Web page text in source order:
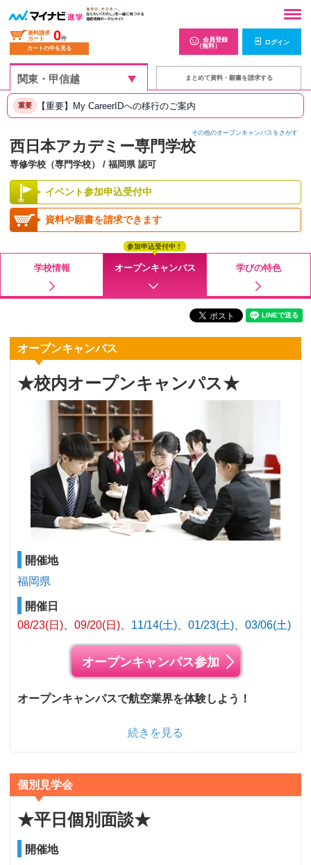
資料請求
カート
0件
カートの中を見る
会員登録
（無料）
ログイン
まとめて資料・願書を請求する
重要 【重要】My CareerIDへの移行のご案内
その他のオープンキャンパスをさがす
西日本アカデミー専門学校
専修学校（専門学校） / 福岡県 認可
イベント参加申込受付中
資料や願書を請求できます
学校情報 オープンキャンパス
参加申込受付中！
学びの特色
オープンキャンパス
★校内オープンキャンパス★
開催地
福岡県
開催日
08/23(日)
09/20(日) 11/14(土) 01/23(土) 03/06(土)
オープンキャンパス参加
オープンキャンパスで航空業界を体験しよう！
続きを見る
個別見学会
★平日個別面談★
開催地